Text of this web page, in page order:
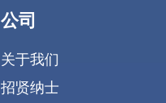
公司
关于我们
招贤纳士